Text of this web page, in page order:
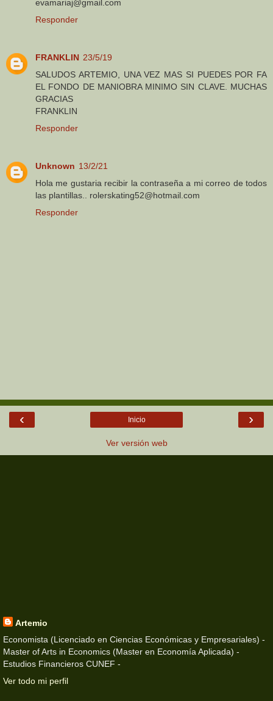
evamariaj@gmail.com
Responder
FRANKLIN 23/5/19
SALUDOS ARTEMIO, UNA VEZ MAS SI PUEDES POR FA
EL FONDO DE MANIOBRA MINIMO SIN CLAVE. MUCHAS
GRACIAS
FRANKLIN
Responder
Unknown 13/2/21
Hola me gustaria recibir la contraseña a mi correo de todos
las plantillas.. rolerskating52@hotmail.com
Responder
‹ ›
Inicio
Ver versión web
Artemio
Economista (Licenciado en Ciencias Económicas y Empresariales) -
Master of Arts in Economics (Master en Economía Aplicada) -
Estudios Financieros CUNEF -
Ver todo mi perfil